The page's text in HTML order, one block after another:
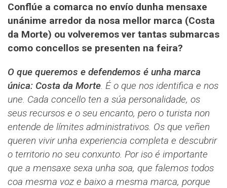
Conflúe a comarca no envío dunha mensaxe
unánime arredor da nosa mellor marca (Costa
da Morte) ou volveremos ver tantas submarcas
como concellos se presenten na feira?
O que queremos e defendemos é unha marca
única: Costa da Morte. É o que nos identifica e nos
une. Cada concello ten a súa personalidade, os
seus recursos e o seu encanto, pero o turista non
entende de límites administrativos. Os que veñen
queren vivir unha experiencia completa e descubrir
o territorio no seu conxunto. Por iso é importante
que a mensaxe sexa unha soa, que falemos todos
coa mesma voz e baixo a mesma marca, porque